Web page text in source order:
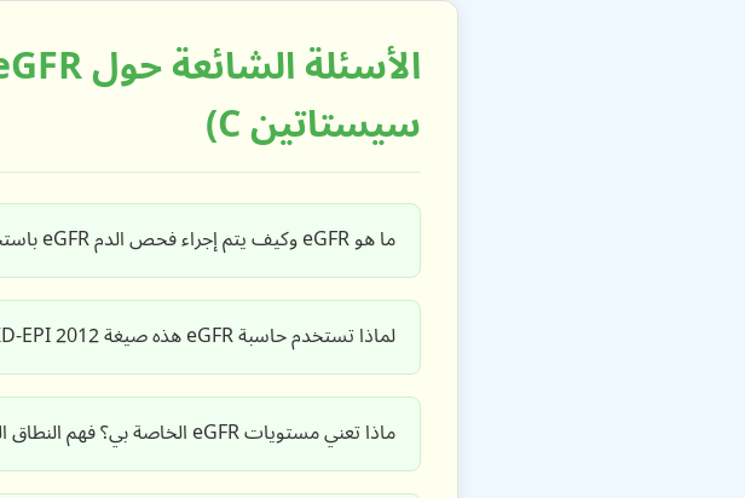
سيستاتين C)
ما هو eGFR وكيف يتم إجراء فحص الدم eGFR باستخدام سيستاتين C للتحقق من وظائف الكلى؟
لماذا تستخدم حاسبة eGFR هذه صيغة CKD-EPI 2012 سيستاتين C؟
ماذا تعني مستويات eGFR الخاصة بي؟ فهم النطاق الطبيعي لـ eGFR، eGFR المنخفض وeGFR المرتفع.